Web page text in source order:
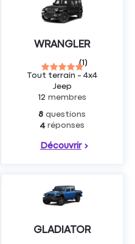
WRANGLER
(1)
Tout terrain - 4x4
Jeep
12 membres
8 questions
4 réponses
Découvrir
GLADIATOR